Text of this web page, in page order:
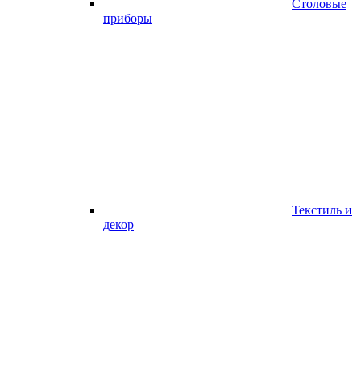
Столовые
приборы
Текстиль и
декор